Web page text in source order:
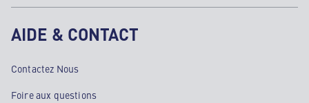
AIDE & CONTACT
Contactez Nous
Foire aux questions